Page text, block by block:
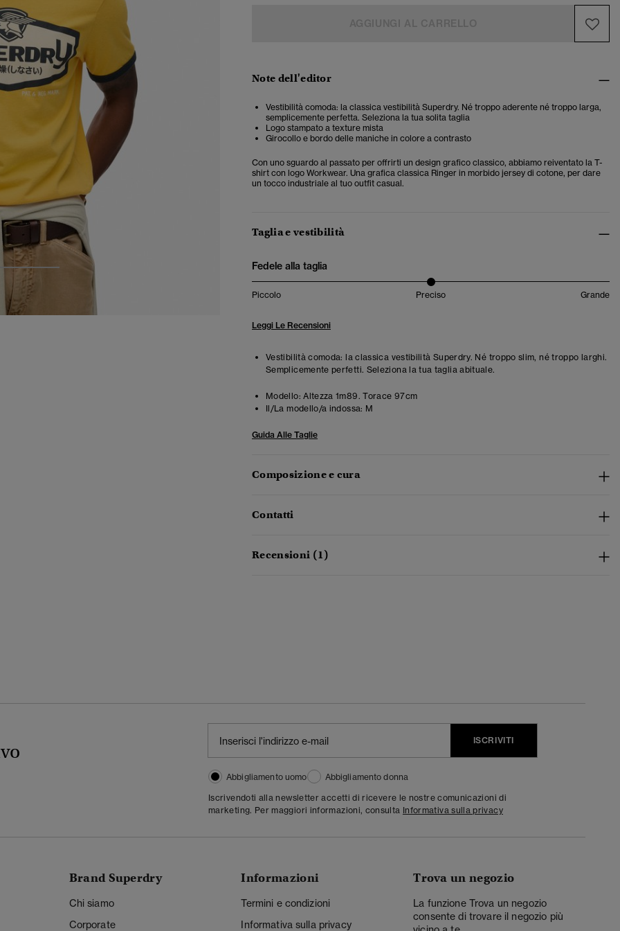
Note dell'editor
Vestibilità comoda: la classica vestibilità Superdry. Né troppo aderente né troppo larga,
semplicemente perfetta. Seleziona la tua solita taglia
Logo stampato a texture mista
Girocollo e bordo delle maniche in colore a contrasto
Con uno sguardo al passato per offrirti un design grafico classico, abbiamo reiventato la T-
shirt con logo Workwear. Una grafica classica Ringer in morbido jersey di cotone, per dare
un tocco industriale al tuo outfit casual.
Taglia e vestibilità
Fedele alla taglia
Piccolo Preciso Grande
Leggi Le Recensioni
Vestibilità comoda: la classica vestibilità Superdry. Né troppo slim, né troppo larghi.
Semplicemente perfetti. Seleziona la tua taglia abituale.
Modello: Altezza 1m89. Torace 97cm
Il/La modello/a indossa: M
Guida Alle Taglie
Composizione e cura
Contatti
Recensioni (1)
ISCRIVITI
Abbigliamento uomo
Abbigliamento donna
Iscrivendoti alla newsletter accetti di ricevere le nostre comunicazioni di
marketing. Per maggiori informazioni, consulta Informativa sulla privacy
Brand Superdry
Chi siamo
Corporate
Informazioni
Termini e condizioni
Informativa sulla privacy
Trova un negozio
La funzione Trova un negozio
consente di trovare il negozio più